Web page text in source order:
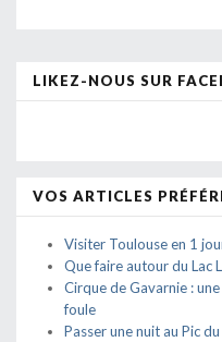
LIKEZ-NOUS SUR
VOS ARTICLES
Visiter Toulouse en 1
Que faire autour du Lac
Cirque de Gavarnie :
foule
Passer une nuit au Pic